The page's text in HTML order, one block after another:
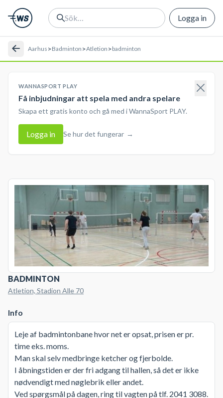
Logga in
Aarhus >Badminton >Atletion >badminton
WANNASPORT PLAY
Få inbjudningar att spela med andra spelare
Skapa ett gratis konto och gå med i WannaSport PLAY.
Logga in Se hur det fungerar →
BADMINTON
Atletion, Stadion Alle 70
Info
Leje af badmintonbane hvor net er opsat, prisen er pr.
time eks. moms.
Man skal selv medbringe ketcher og fjerbolde.
I åbningstiden er der fri adgang til hallen, så det er ikke
nødvendigt med nøglebrik eller andet.
Ved spørgsmål på dagen, ring til vagten på tlf. 2041 3088.